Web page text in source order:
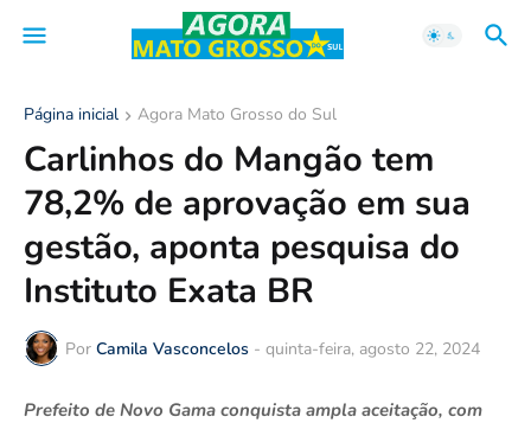
Página inicial Agora Mato Grosso do Sul
Carlinhos do Mangão tem
78,2% de aprovação em sua
gestão, aponta pesquisa do
Instituto Exata BR
Por Camila Vasconcelos - quinta-feira, agosto 22, 2024
Prefeito de Novo Gama conquista ampla aceitação, com